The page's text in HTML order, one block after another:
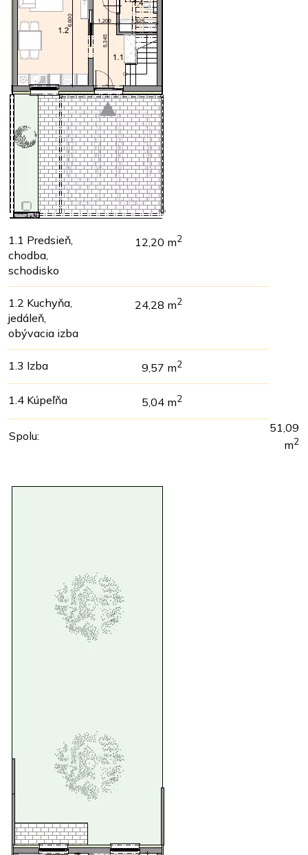
Spolu:
51,09
m2
1.1 Predsieň,
chodba,
schodisko
12,20 m2
1.2 Kuchyňa,
jedáleň,
obývacia izba
24,28 m2
1.3 Izba 9,57 m2
1.4 Kúpeľňa 5,04 m2